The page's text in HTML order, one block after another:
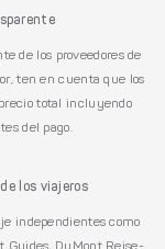
de los proveedores de
ten en cuenta que los
total incluyendo
del pago.
los viajeros
independientes como